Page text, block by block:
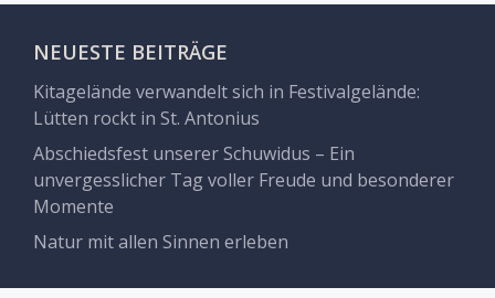
NEUESTE BEITRÄGE
Kitagelände verwandelt sich in Festivalgelände:
Lütten rockt in St. Antonius
Abschiedsfest unserer Schuwidus – Ein
unvergesslicher Tag voller Freude und besonderer
Momente
Natur mit allen Sinnen erleben